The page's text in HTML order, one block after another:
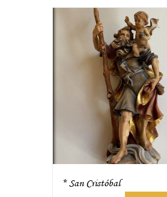
* San Cristóbal